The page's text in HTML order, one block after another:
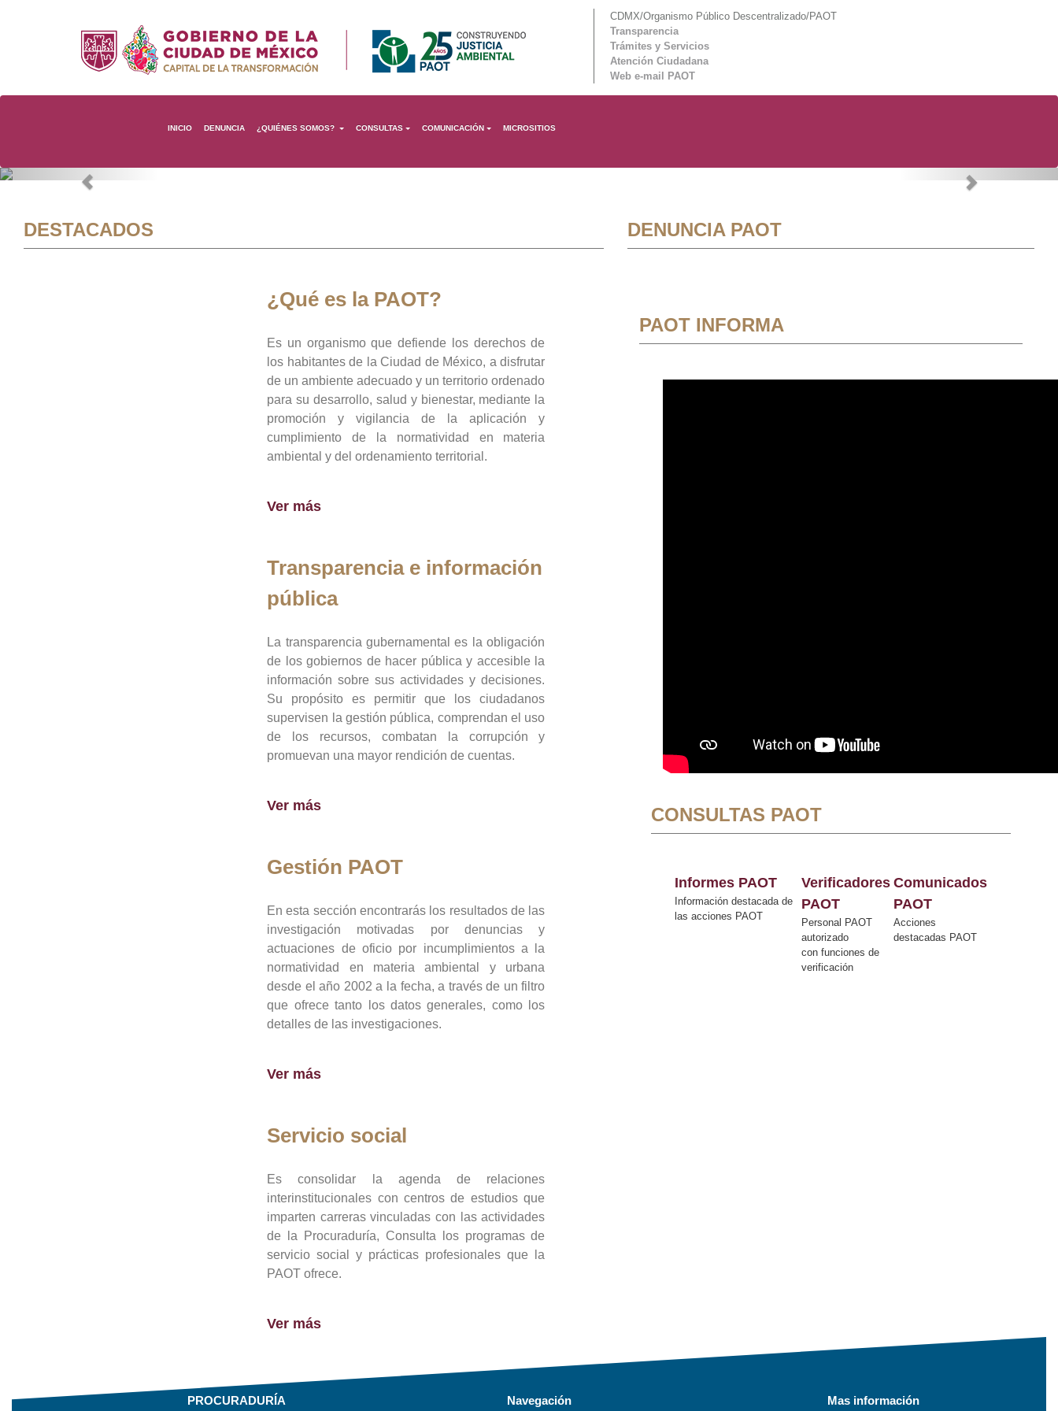
CDMX/Organismo Público Descentralizado/PAOT
Transparencia
Trámites y Servicios
Atención Ciudadana
Web e-mail PAOT
INICIO DENUNCIA ¿QUIÉNES SOMOS? CONSULTAS COMUNICACIÓN MICROSITIOS
Previous Next
DESTACADOS
¿Qué es la PAOT?
Es un organismo que defiende los derechos de
los habitantes de la Ciudad de México, a disfrutar
de un ambiente adecuado y un territorio ordenado
para su desarrollo, salud y bienestar, mediante la
promoción y vigilancia de la aplicación y
cumplimiento de la normatividad en materia
ambiental y del ordenamiento territorial.
Ver más
Transparencia e información
pública
La transparencia gubernamental es la obligación
de los gobiernos de hacer pública y accesible la
información sobre sus actividades y decisiones.
Su propósito es permitir que los ciudadanos
supervisen la gestión pública, comprendan el uso
de los recursos, combatan la corrupción y
promuevan una mayor rendición de cuentas.
Ver más
Gestión PAOT
En esta sección encontrarás los resultados de las
investigación motivadas por denuncias y
actuaciones de oficio por incumplimientos a la
normatividad en materia ambiental y urbana
desde el año 2002 a la fecha, a través de un filtro
que ofrece tanto los datos generales, como los
detalles de las investigaciones.
Ver más
Servicio social
Es consolidar la agenda de relaciones
interinstitucionales con centros de estudios que
imparten carreras vinculadas con las actividades
de la Procuraduría, Consulta los programas de
servicio social y prácticas profesionales que la
PAOT ofrece.
Ver más
DENUNCIA PAOT
PAOT INFORMA
CONSULTAS PAOT
Informes PAOT
Información destacada de
las acciones PAOT
Verificadores
PAOT
Personal PAOT
autorizado
con funciones de
verificación
Comunicados
PAOT
Acciones
destacadas PAOT
PROCURADURÍA Navegación Mas información